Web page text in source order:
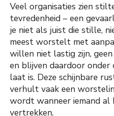
Veel organisaties zien
tevredenheid – een
je niet als juist die stille,
meest worstelt met
willen niet lastig zijn,
en blijven daardoor
laat is. Deze schijnbare
verhult vaak een
wordt wanneer iemand
vertrekken.